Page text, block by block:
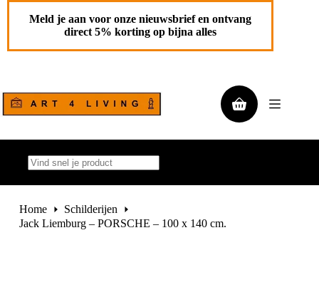
Ga
Jack Liemburg – PORSCHE – 100 x 140 cm.
€2.950,00
Toevoegen aan
winkelwagen
Meld je aan voor onze nieuwsbrief en ontvang
direct 5% korting op bijna alles
Winkelwagen
resultaten
Home
Schilderijen
Jack Liemburg – PORSCHE – 100 x 140 cm.